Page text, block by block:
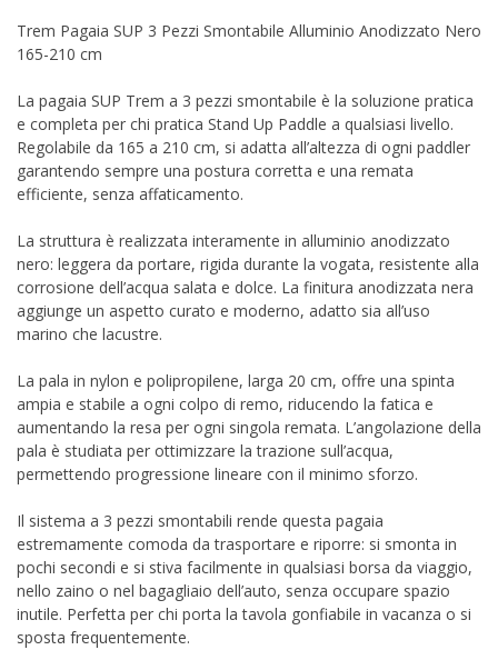
Trem Pagaia SUP 3 Pezzi Smontabile Alluminio Anodizzato Nero
165-210 cm
La pagaia SUP Trem a 3 pezzi smontabile è la soluzione pratica
e completa per chi pratica Stand Up Paddle a qualsiasi livello.
Regolabile da 165 a 210 cm, si adatta all’altezza di ogni paddler
garantendo sempre una postura corretta e una remata
efficiente, senza affaticamento.
La struttura è realizzata interamente in alluminio anodizzato
nero: leggera da portare, rigida durante la vogata, resistente alla
corrosione dell’acqua salata e dolce. La finitura anodizzata nera
aggiunge un aspetto curato e moderno, adatto sia all’uso
marino che lacustre.
La pala in nylon e polipropilene, larga 20 cm, offre una spinta
ampia e stabile a ogni colpo di remo, riducendo la fatica e
aumentando la resa per ogni singola remata. L’angolazione della
pala è studiata per ottimizzare la trazione sull’acqua,
permettendo progressione lineare con il minimo sforzo.
Il sistema a 3 pezzi smontabili rende questa pagaia
estremamente comoda da trasportare e riporre: si smonta in
pochi secondi e si stiva facilmente in qualsiasi borsa da viaggio,
nello zaino o nel bagagliaio dell’auto, senza occupare spazio
inutile. Perfetta per chi porta la tavola gonfiabile in vacanza o si
sposta frequentemente.